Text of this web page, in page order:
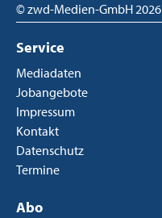
© zwd-Medien-GmbH2026
Service
Mediadaten
Jobangebote
Impressum
Kontakt
Datenschutz
Termine
Abo